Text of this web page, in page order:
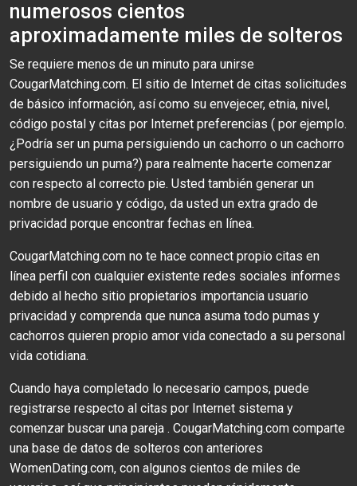
numerosos cientos
aproximadamente miles de solteros
Se requiere menos de un minuto para unirse
CougarMatching.com. El sitio de Internet de citas solicitudes
de básico información, así como su envejecer, etnia, nivel,
código postal y citas por Internet preferencias ( por ejemplo.
¿Podría ser un puma persiguiendo un cachorro o un cachorro
persiguiendo un puma?) para realmente hacerte comenzar
con respecto al correcto pie. Usted también generar un
nombre de usuario y código, da usted un extra grado de
privacidad porque encontrar fechas en línea.
CougarMatching.com no te hace connect propio citas en
línea perfil con cualquier existente redes sociales informes
debido al hecho sitio propietarios importancia usuario
privacidad y comprenda que nunca asuma todo pumas y
cachorros quieren propio amor vida ​​conectado a su personal
vida cotidiana.
Cuando haya completado lo necesario campos, puede
registrarse respecto al citas por Internet sistema y
comenzar buscar una pareja . CougarMatching.com comparte
una base de datos de solteros con anteriores
WomenDating.com, con algunos cientos de miles de